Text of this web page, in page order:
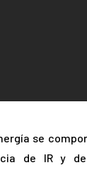
se
de IR y